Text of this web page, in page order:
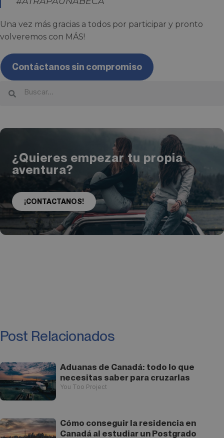
Una vez más gracias a todos por participar y pronto
volveremos con MÁS!
Contáctanos sin compromiso
¿Quieres empezar tu propia
aventura?
¡CONTACTANOS!
Post Relacionados
Aduanas de Canadá: todo lo que
necesitas saber para cruzarlas
You Too Project
Cómo conseguir la residencia en
Canadá al estudiar un Postgrado